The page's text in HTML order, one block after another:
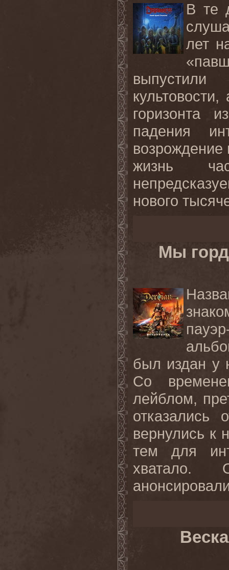
В те
лет
горизонта
падения
жизнь
нового
Мы
был издан у
Со
лейблом,
отказались
вернулись к
тем для
хватало.